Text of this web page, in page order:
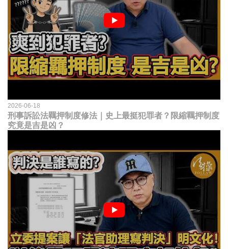
2026-06-18
刑事訴訟法羈押制度修法｜史上最挺犯罪者？限縮羈押制度
究竟是吉是凶？